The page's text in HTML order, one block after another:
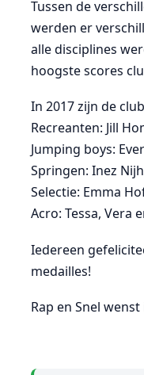
Tussen de
werden er
alle disciplines
hoogste scores
In 2017 zijn de
Recreanten: Jill
Jumping boys:
Springen: Inez
Selectie: Emma
Acro: Tessa, Vera
Iedereen
medailles!
Rap en Snel